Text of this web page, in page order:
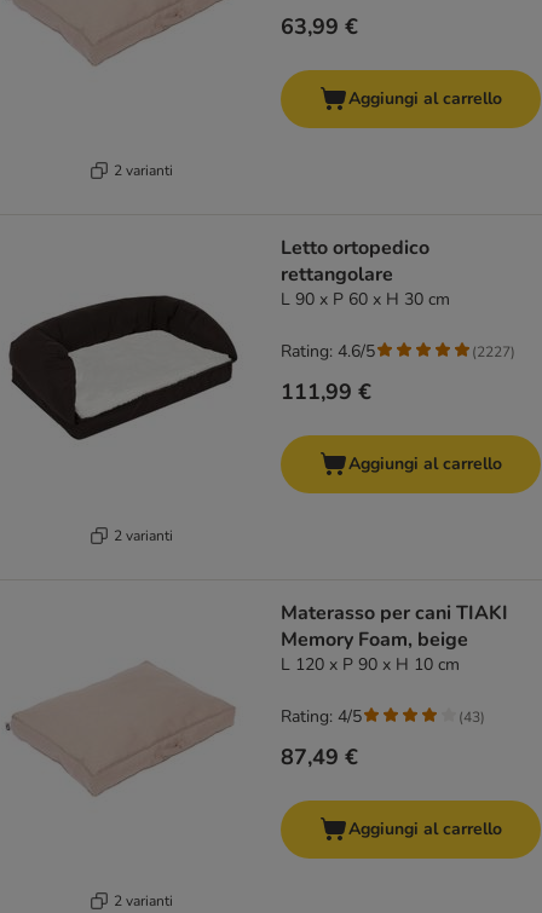
2 varianti
63,99 €
Aggiungi al carrello
2 varianti
Letto ortopedico
rettangolare
L 90 x P 60 x H 30 cm
111,99 €
Rating: 4.6/5 (2227)
Aggiungi al carrello
2 varianti
Materasso per cani TIAKI
Memory Foam, beige
L 120 x P 90 x H 10 cm
87,49 €
Rating: 4/5 (43)
Aggiungi al carrello